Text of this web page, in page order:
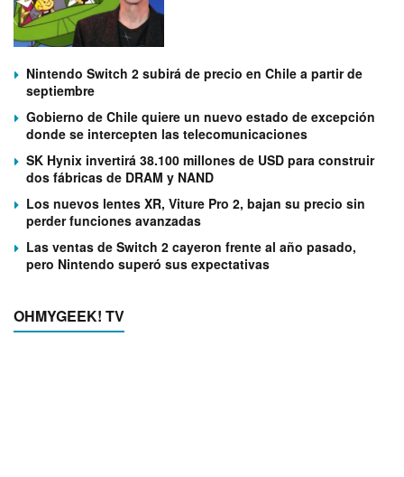
Nintendo Switch 2 subirá de precio en Chile a partir de
septiembre
Gobierno de Chile quiere un nuevo estado de excepción
donde se intercepten las telecomunicaciones
SK Hynix invertirá 38.100 millones de USD para construir
dos fábricas de DRAM y NAND
Los nuevos lentes XR, Viture Pro 2, bajan su precio sin
perder funciones avanzadas
Las ventas de Switch 2 cayeron frente al año pasado,
pero Nintendo superó sus expectativas
OHMYGEEK! TV